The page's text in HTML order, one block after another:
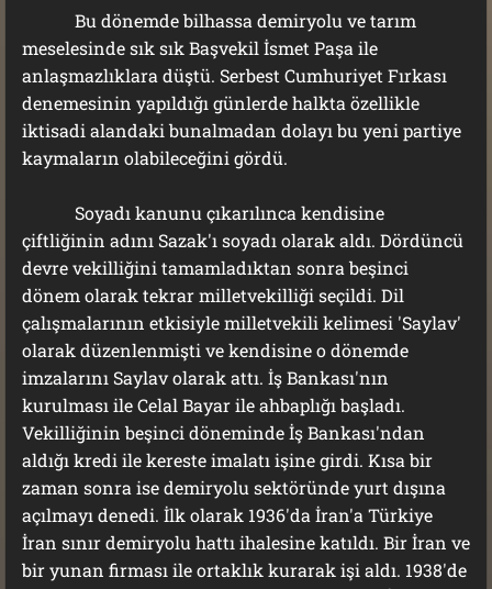
Bu dönemde bilhassa demiryolu ve tarım
meselesinde sık sık Başvekil İsmet Paşa ile
anlaşmazlıklara düştü. Serbest Cumhuriyet Fırkası
denemesinin yapıldığı günlerde halkta özellikle
iktisadi alandaki bunalmadan dolayı bu yeni partiye
kaymaların olabileceğini gördü.
Soyadı kanunu çıkarılınca kendisine
çiftliğinin adını Sazak'ı soyadı olarak aldı. Dördüncü
devre vekilliğini tamamladıktan sonra beşinci
dönem olarak tekrar milletvekilliği seçildi. Dil
çalışmalarının etkisiyle milletvekili kelimesi 'Saylav'
olarak düzenlenmişti ve kendisine o dönemde
imzalarını Saylav olarak attı. İş Bankası'nın
kurulması ile Celal Bayar ile ahbaplığı başladı.
Vekilliğinin beşinci döneminde İş Bankası'ndan
aldığı kredi ile kereste imalatı işine girdi. Kısa bir
zaman sonra ise demiryolu sektöründe yurt dışına
açılmayı denedi. İlk olarak 1936'da İran'a Türkiye
İran sınır demiryolu hattı ihalesine katıldı. Bir İran ve
bir yunan firması ile ortaklık kurarak işi aldı. 1938'de